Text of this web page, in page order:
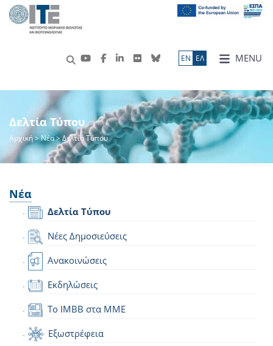
MENU
ΕN ΕΛ
Δελτία Τύπου
Αρχική>Νέα> Δελτία Τύπου
Νέα
Δελτία Τύπου
Νέες Δημοσιεύσεις
Ανακοινώσεις
Εκδηλώσεις
Το IMBB στα ΜΜΕ
Εξωστρέφεια